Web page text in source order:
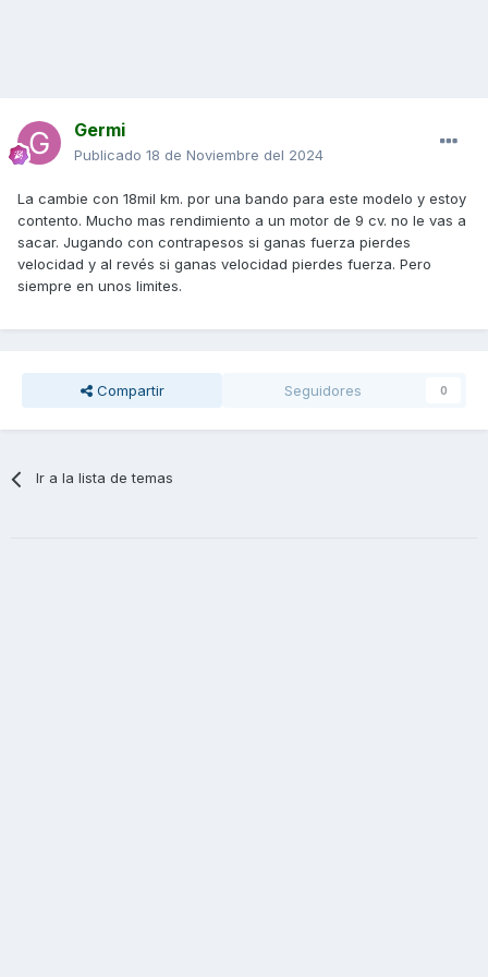
Germi
Publicado 18 de Noviembre del 2024
La cambie con 18mil km. por una bando para este modelo y estoy
contento. Mucho mas rendimiento a un motor de 9 cv. no le vas a
sacar. Jugando con contrapesos si ganas fuerza pierdes
velocidad y al revés si ganas velocidad pierdes fuerza. Pero
siempre en unos limites.
Compartir Seguidores 0
Ir a la lista de temas